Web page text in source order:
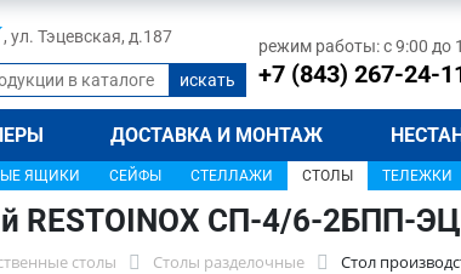
, ул. Тэцевская, д.187 режим работы: с 9:00 до
+7 (843) 267-24-
ДОСТАВКА И МОНТАЖ
ЯЩИКИ СЕЙФЫ СТЕЛЛАЖИ СТОЛЫ ТЕЛЕЖКИ
RESTOINOX СП-4/6-2БПП-
столы Столы разделочные Стол